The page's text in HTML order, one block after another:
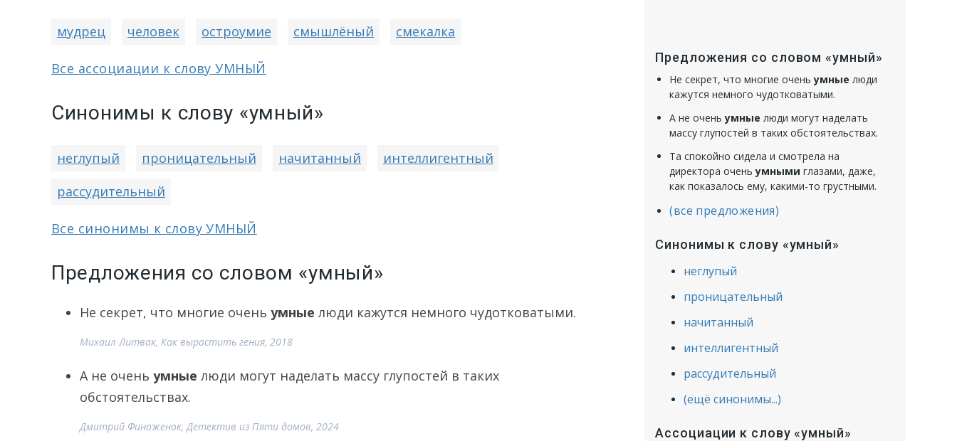
мудрец человек остроумие смышлёный смекалка
Все ассоциации к слову УМНЫЙ
Синонимы к слову «умный»
неглупый проницательный начитанный
интеллигентный
рассудительный
Все синонимы к слову УМНЫЙ
Предложения со словом «умный»
Не секрет, что многие очень умные люди кажутся немного чудотковатыми.
Михаил Литвак, Как вырастить гения, 2018
А не очень умные люди могут наделать массу глупостей в таких
обстоятельствах.
Дмитрий Финоженок, Детектив из Пяти домов, 2024
Предложения со словом «умный»
Не секрет, что многие оченьумные люди
кажутся немного чудотковатыми.
А не оченьумные люди могут наделать
массу глупостей в таких обстоятельствах.
Та спокойно сидела и смотрела на
директора оченьумными глазами, даже,
как показалось ему, какими-то грустными.
(все предложения)
Синонимы к слову «умный»
неглупый
проницательный
начитанный
интеллигентный
рассудительный
(ещё синонимы...)
Ассоциации к слову «умный»